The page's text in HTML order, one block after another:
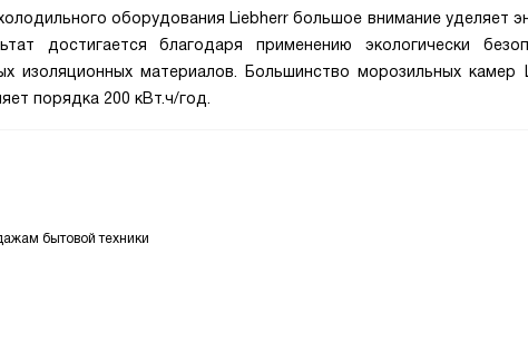
оборудования Liebherr большое внимание уделяет
достигается благодаря применению экологически
изоляционных материалов. Большинство морозильных камер
порядка 200 кВт.ч/год.
бытовой техники